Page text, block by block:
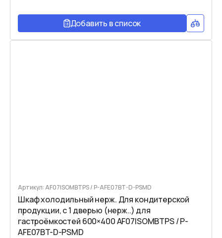
Добавить в список
Артикул: AF07ISOMBTPS / P-AFE07BT-D-PSMD
Шкаф холодильный нерж. Для кондитерской
продукции, с 1 дверью (нерж..) для
гастроёмкостей 600×400 AF07ISOMBTPS / P-
AFE07BT-D-PSMD